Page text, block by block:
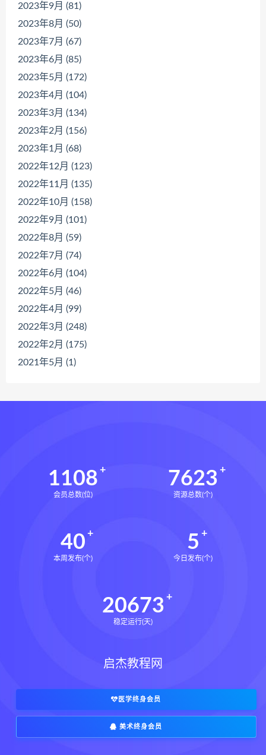
2023年9月 (81)
2023年8月 (50)
2023年7月 (67)
2023年6月 (85)
2023年5月 (172)
2023年4月 (104)
2023年3月 (134)
2023年2月 (156)
2023年1月 (68)
2022年12月 (123)
2022年11月 (135)
2022年10月 (158)
2022年9月 (101)
2022年8月 (59)
2022年7月 (74)
2022年6月 (104)
2022年5月 (46)
2022年4月 (99)
2022年3月 (248)
2022年2月 (175)
2021年5月 (1)
1108
会员总数(位)
7623
资源总数(个)
40
本周发布(个)
5
今日发布(个)
20673
稳定运行(天)
启杰教程网
医学终身会员
美术终身会员